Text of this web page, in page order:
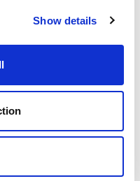
Show details